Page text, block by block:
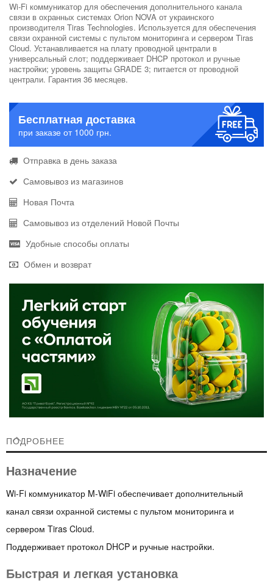
Wi-Fi коммуникатор для обеспечения дополнительного канала
связи в охранных системах Orion NOVA от украинского
производителя Tiras Technologies. Используется для обеспечения
связи охранной системы с пультом мониторинга и сервером Tiras
Cloud. Устанавливается на плату проводной централи в
универсальный слот; поддерживает DHCP протокол и ручные
настройки; уровень защиты GRADE 3; питается от проводной
централи. Гарантия 36 месяцев.
Бесплатная доставка
при заказе от 1000 грн.
Отправка в день заказа
Самовывоз из магазинов
Новая Почта
Самовывоз из отделений Новой Почты
Удобные способы оплаты
Обмен и возврат
ПОДРОБНЕЕ
Назначение
Wi-Fi коммуникатор M-WiFi обеспечивает дополнительный
канал связи охранной системы с пультом мониторинга и
сервером Tiras Cloud.
Поддерживает протокол DHCP и ручные настройки.
Быстрая и легкая установка